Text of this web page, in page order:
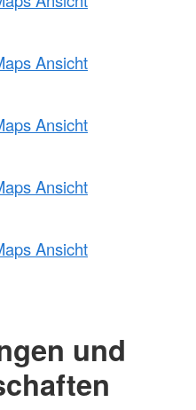
Ansicht
Ansicht
Ansicht
Ansicht
und